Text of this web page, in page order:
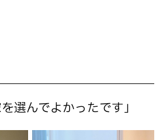
選んでよかったです」